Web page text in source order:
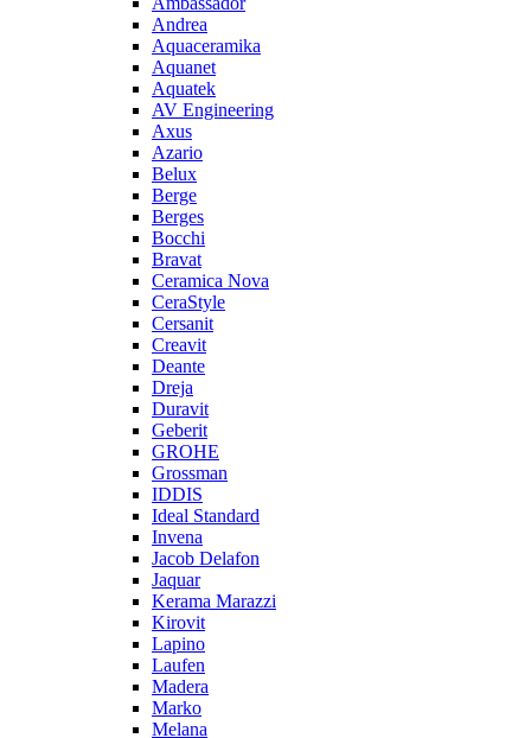
Andrea
Aquaceramika
Aquanet
Aquatek
AV Engineering
Axus
Azario
Belux
Berge
Berges
Bocchi
Bravat
Ceramica Nova
CeraStyle
Cersanit
Creavit
Deante
Dreja
Duravit
Geberit
GROHE
Grossman
IDDIS
Ideal Standard
Invena
Jacob Delafon
Jaquar
Kerama Marazzi
Kirovit
Lapino
Laufen
Madera
Marko
Melana